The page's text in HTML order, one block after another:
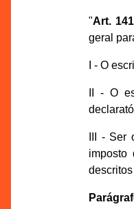
"Art.
geral
I - O
II - O
III -
imposto